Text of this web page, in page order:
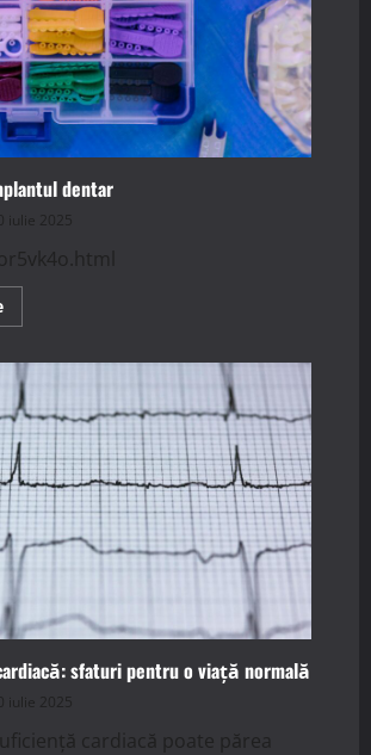
dentar
iulie 2025
Read
more
implantul
dentar
sfaturi pentru o viață normală
iulie 2025
cardiacă poate părea